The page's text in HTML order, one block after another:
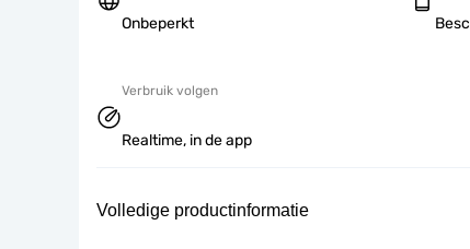
Onbeperkt
Verbruik volgen
Realtime, in de app
Volledige productinformatie